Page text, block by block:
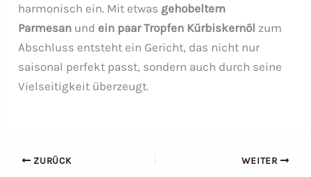
harmonisch ein. Mit etwas gehobeltem
Parmesan und ein paar Tropfen Kürbiskernöl zum
Abschluss entsteht ein Gericht, das nicht nur
saisonal perfekt passt, sondern auch durch seine
Vielseitigkeit überzeugt.
ZURÜCK WEITER